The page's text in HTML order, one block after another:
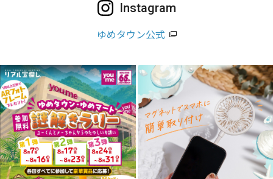
Instagram
ゆめタウン公式